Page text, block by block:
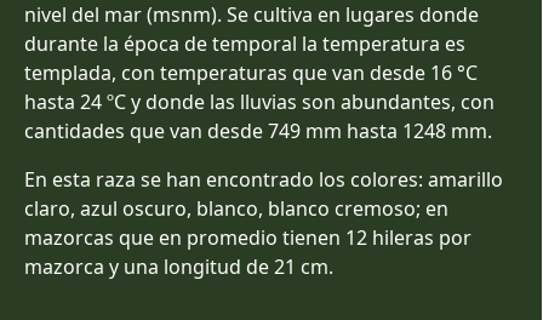
nivel del mar (msnm). Se cultiva en lugares donde
durante la época de temporal la temperatura es
templada, con temperaturas que van desde 16 °C
hasta 24 ºC y donde las lluvias son abundantes, con
cantidades que van desde 749 mm hasta 1248 mm.
En esta raza se han encontrado los colores: amarillo
claro, azul oscuro, blanco, blanco cremoso; en
mazorcas que en promedio tienen 12 hileras por
mazorca y una longitud de 21 cm.